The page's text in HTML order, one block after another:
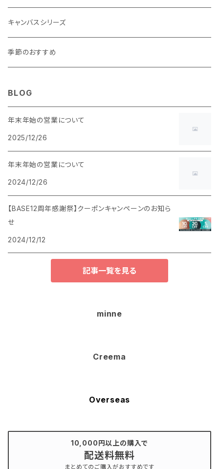
マチあり
マチなし
マチあり
マチあり
キャンバスシリーズ
季節のおすすめ
BLOG
年末年始の営業について
2025/12/26
年末年始の営業について
2024/12/26
【BASE12周年感謝祭】クーポンキャンペーンのお知ら
せ
2024/12/12
記事一覧を見る
minne
Creema
Overseas
10,000円以上の購入で
配送料無料
まとめてのご購入がおすすめです